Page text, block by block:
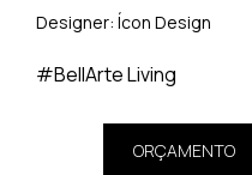
Designer: Ícon Design
#BellArte Living
ORÇAMENTO